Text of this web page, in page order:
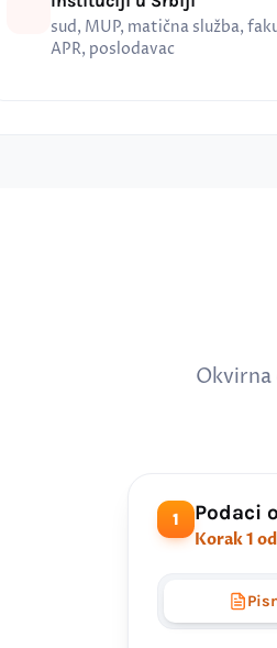
sud, MUP, matična služba,
APR, poslodavac
Okvirna
1 Podaci
Korak 1